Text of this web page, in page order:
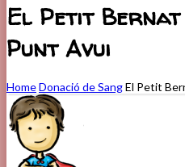
El Petit
Punt Avui
HomeDonació de SangEl Petit